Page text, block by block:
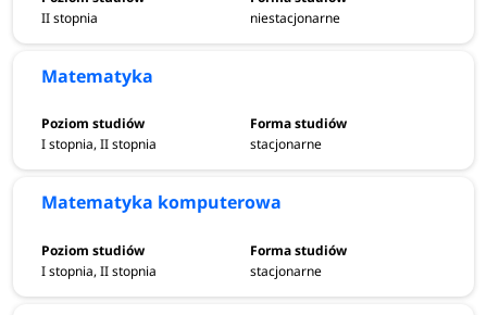
II stopnia niestacjonarne
Matematyka
I stopnia, II stopnia stacjonarne
Matematyka komputerowa
I stopnia, II stopnia stacjonarne